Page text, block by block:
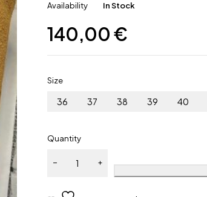
Availability
In Stock
140,00€
Size
36 37 38 39 40
Quantity